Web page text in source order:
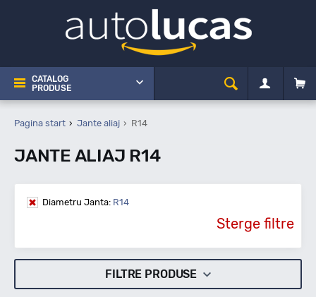
CATALOG
PRODUSE
Pagina start Jante aliaj R14
JANTE ALIAJ R14
Diametru Janta: R14
Sterge filtre
FILTRE PRODUSE